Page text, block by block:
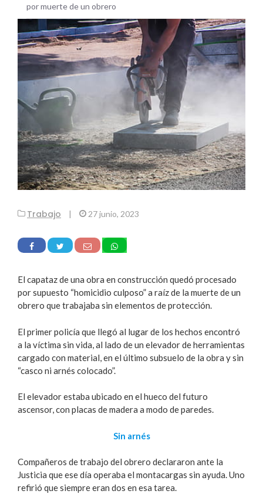
por muerte de un obrero
Trabajo | 27 junio, 2023
El capataz de una obra en construcción quedó procesado
por supuesto “homicidio culposo” a raíz de la muerte de un
obrero que trabajaba sin elementos de protección.
El primer policía que llegó al lugar de los hechos encontró
a la víctima sin vida, al lado de un elevador de herramientas
cargado con material, en el último subsuelo de la obra y sin
“casco ni arnés colocado”.
El elevador estaba ubicado en el hueco del futuro
ascensor, con placas de madera a modo de paredes.
Sin arnés
Compañeros de trabajo del obrero declararon ante la
Justicia que ese día operaba el montacargas sin ayuda. Uno
refirió que siempre eran dos en esa tarea.